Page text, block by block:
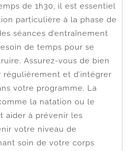
de 1h30, il est essentiel
particulière à la phase de
séances d’entraînement
de temps pour se
Assurez-vous de bien
et d’intégrer
votre programme. La
la natation ou le
aider à prévenir les
votre niveau de
soin de votre corps